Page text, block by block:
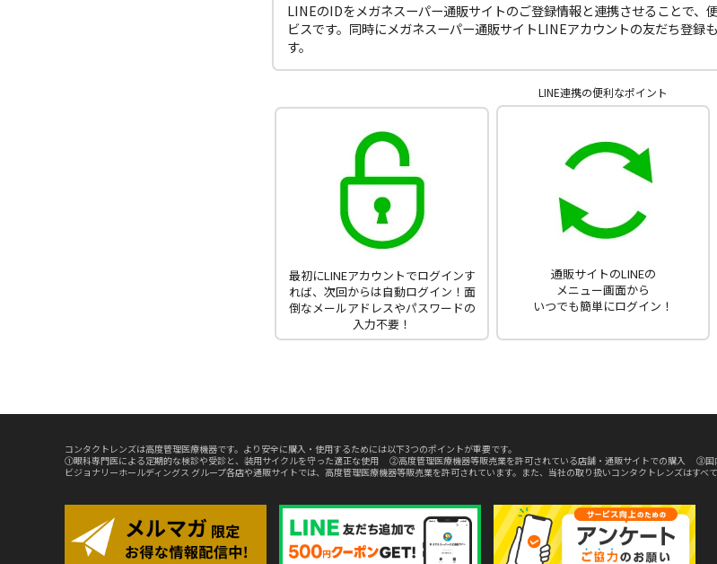
LINEのIDをメガネスーパー通販サイトのご登録情報と連携させることで、
ビスです。同時にメガネスーパー通販サイトLINEアカウントの友だち登録
す。
LINE連携の便利なポイント
最初にLINEアカウントでログインす
れば、次回からは自動ログイン！面
倒なメールアドレスやパスワードの
入力不要！
通販サイトのLINEの
メニュー画面から
いつでも簡単にログイン！
コンタクトレンズは高度管理医療機器です。より安全に購入・使用するためには以下3つのポイントが重要です。
①眼科専門医による定期的な検診や受診と、装用サイクルを守った適正な使用 ②高度管理医療機器等販売業を許可されている店舗・通販サイトでの購入 ③国
ビジョナリーホールディングス グループ各店や通販サイトでは、高度管理医療機器等販売業を許可されています。また、当社の取り扱いコンタクトレンズはすべ